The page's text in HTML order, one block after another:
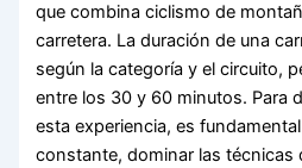
que combina ciclismo de
carretera. La duración de una
según la categoría y el circuito,
entre los 30 y 60 minutos. Para
esta experiencia, es
constante, dominar las técnicas